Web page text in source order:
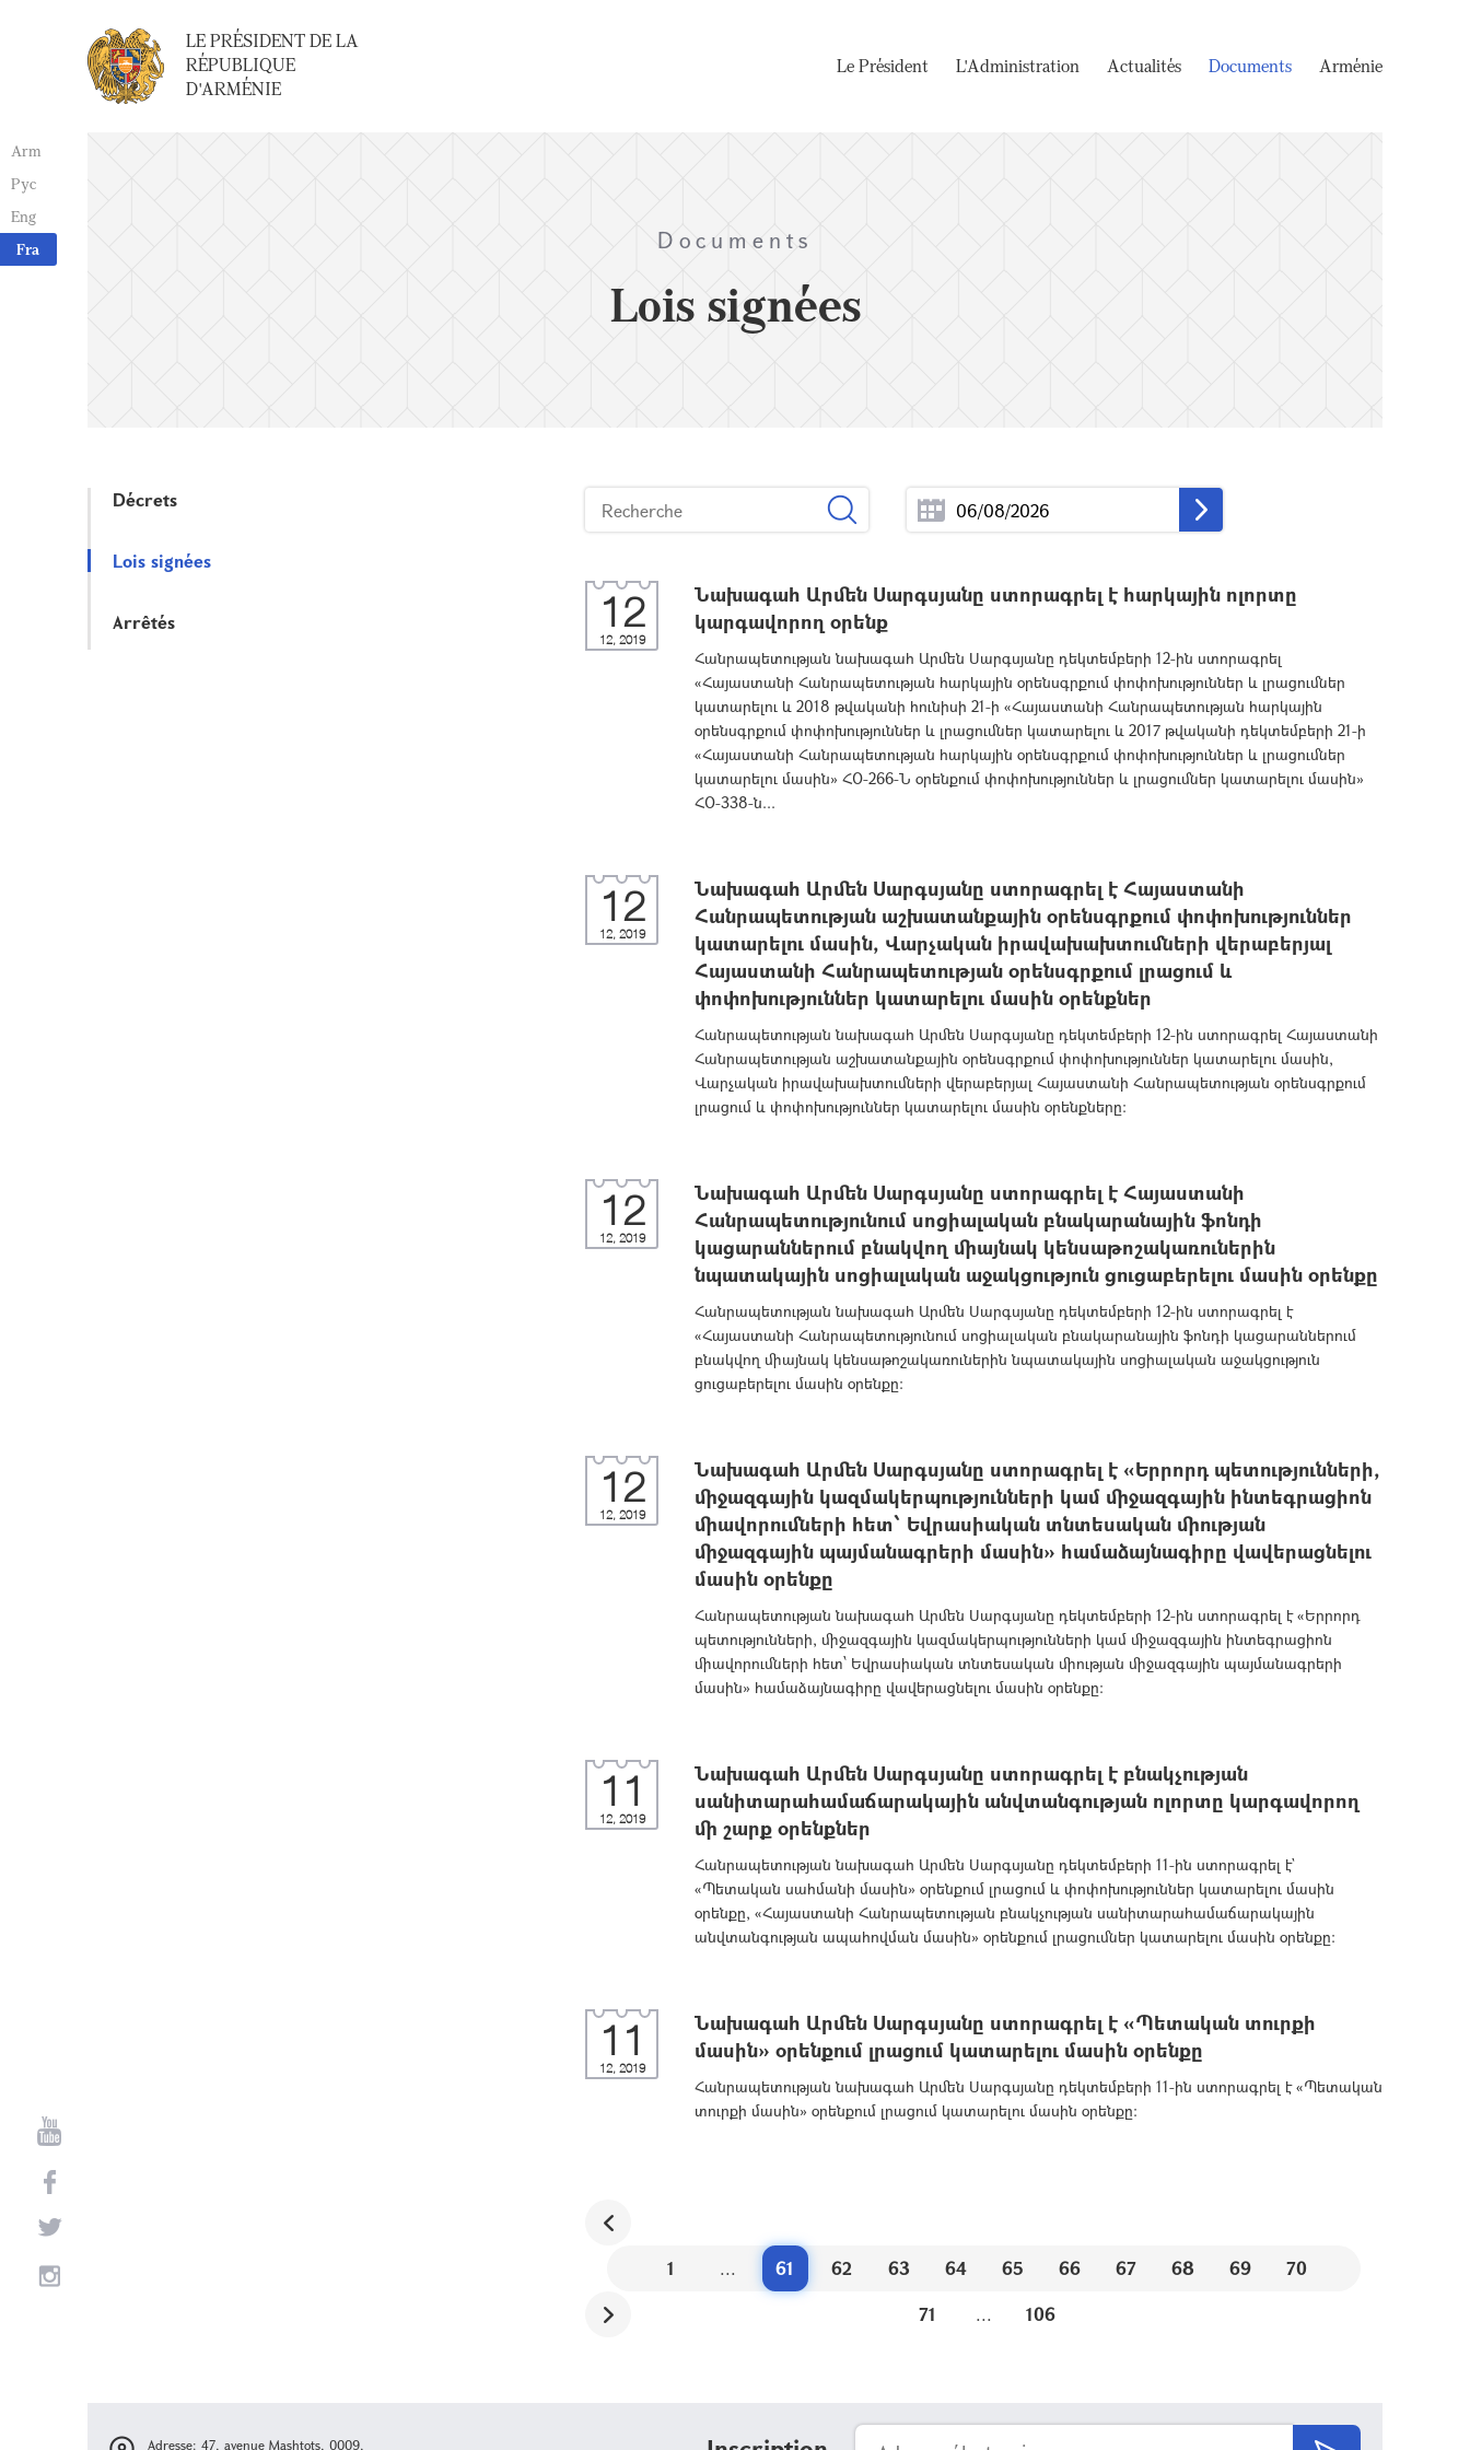
Arm
Рус
Eng
Fra
LE PRÉSIDENT DE LA
RÉPUBLIQUE
D'ARMÉNIE
Le Président L'Administration Actualités Documents Arménie
Documents
Lois signées
Décrets
Lois signées
Arrêtés 12
12, 2019
Նախագահ Արմեն Սարգսյանը ստորագրել է հարկային ոլորտը
կարգավորող օրենք
Հանրապետության նախագահ Արմեն Սարգսյանը դեկտեմբերի 12-ին ստորագրել
«Հայաստանի Հանրապետության հարկային օրենսգրքում փոփոխություններ և լրացումներ
կատարելու և 2018 թվականի հունիսի 21-ի «Հայաստանի Հանրապետության հարկային
օրենսգրքում փոփոխություններ և լրացումներ կատարելու և 2017 թվականի դեկտեմբերի 21-ի
«Հայաստանի Հանրապետության հարկային օրենսգրքում փոփոխություններ և լրացումներ
կատարելու մասին» ՀՕ-266-Ն օրենքում փոփոխություններ և լրացումներ կատարելու մասին»
ՀՕ-338-ն...
12
12, 2019
Նախագահ Արմեն Սարգսյանը ստորագրել է Հայաստանի
Հանրապետության աշխատանքային օրենսգրքում փոփոխություններ
կատարելու մասին, Վարչական իրավախախտումների վերաբերյալ
Հայաստանի Հանրապետության օրենսգրքում լրացում և
փոփոխություններ կատարելու մասին օրենքներ
Հանրապետության նախագահ Արմեն Սարգսյանը դեկտեմբերի 12-ին ստորագրել Հայաստանի
Հանրապետության աշխատանքային օրենսգրքում փոփոխություններ կատարելու մասին,
Վարչական իրավախախտումների վերաբերյալ Հայաստանի Հանրապետության օրենսգրքում
լրացում և փոփոխություններ կատարելու մասին օրենքները:
12
12, 2019
Նախագահ Արմեն Սարգսյանը ստորագրել է Հայաստանի
Հանրապետությունում սոցիալական բնակարանային ֆոնդի
կացարաններում բնակվող միայնակ կենսաթոշակառուներին
նպատակային սոցիալական աջակցություն ցուցաբերելու մասին օրենքը
Հանրապետության նախագահ Արմեն Սարգսյանը դեկտեմբերի 12-ին ստորագրել է
«Հայաստանի Հանրապետությունում սոցիալական բնակարանային ֆոնդի կացարաններում
բնակվող միայնակ կենսաթոշակառուներին նպատակային սոցիալական աջակցություն
ցուցաբերելու մասին օրենքը:
12
12, 2019
Նախագահ Արմեն Սարգսյանը ստորագրել է «Երրորդ պետությունների,
միջազգային կազմակերպությունների կամ միջազգային ինտեգրացիոն
միավորումների հետ՝ Եվրասիական տնտեսական միության
միջազգային պայմանագրերի մասին» համաձայնագիրը վավերացնելու
մասին օրենքը
Հանրապետության նախագահ Արմեն Սարգսյանը դեկտեմբերի 12-ին ստորագրել է «Երրորդ
պետությունների, միջազգային կազմակերպությունների կամ միջազգային ինտեգրացիոն
միավորումների հետ՝ Եվրասիական տնտեսական միության միջազգային պայմանագրերի
մասին» համաձայնագիրը վավերացնելու մասին օրենքը:
11
12, 2019
Նախագահ Արմեն Սարգսյանը ստորագրել է բնակչության
սանիտարահամաճարակային անվտանգության ոլորտը կարգավորող
մի շարք օրենքներ
Հանրապետության նախագահ Արմեն Սարգսյանը դեկտեմբերի 11-ին ստորագրել է`
«Պետական սահմանի մասին» օրենքում լրացում և փոփոխություններ կատարելու մասին
օրենքը, «Հայաստանի Հանրապետության բնակչության սանիտարահամաճարակային
անվտանգության ապահովման մասին» օրենքում լրացումներ կատարելու մասին օրենքը:
11
12, 2019
Նախագահ Արմեն Սարգսյանը ստորագրել է «Պետական տուրքի
մասին» օրենքում լրացում կատարելու մասին օրենքը
Հանրապետության նախագահ Արմեն Սարգսյանը դեկտեմբերի 11-ին ստորագրել է «Պետական
տուրքի մասին» օրենքում լրացում կատարելու մասին օրենքը:
1 ... 61 62 63 64 65 66 67 68 69
70
71
... 106
Adresse: 47, avenue Mashtots, 0009,